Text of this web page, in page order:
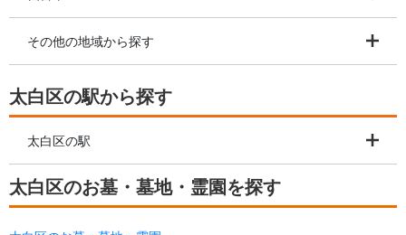
その他の地域から探す
太白区の駅から探す
太白区の駅
太白区のお墓・墓地・霊園を探す